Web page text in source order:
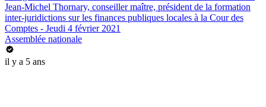
Jean-Michel Thornary, conseiller maître, président de la formation
inter-juridictions sur les finances publiques locales à la Cour des
Comptes - Jeudi 4 février 2021
Assemblée nationale
il y a 5 ans